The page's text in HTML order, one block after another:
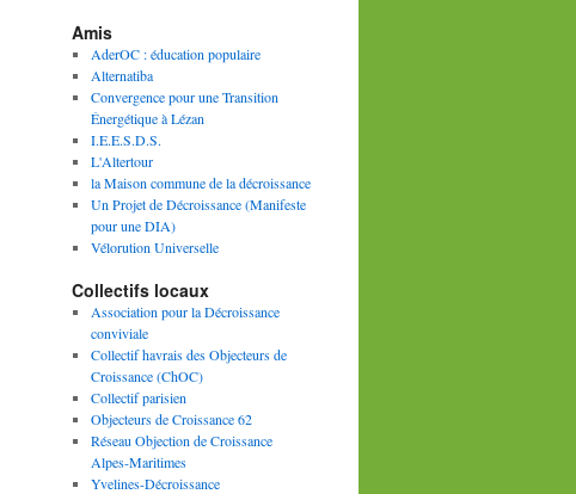
Amis
AderOC : éducation populaire
Alternatiba
Convergence pour une Transition
Énergétique à Lézan
I.E.E.S.D.S.
L'Altertour
la Maison commune de la décroissance
Un Projet de Décroissance (Manifeste
pour une DIA)
Vélorution Universelle
Collectifs locaux
Association pour la Décroissance
conviviale
Collectif havrais des Objecteurs de
Croissance (ChOC)
Collectif parisien
Objecteurs de Croissance 62
Réseau Objection de Croissance
Alpes-Maritimes
Yvelines-Décroissance